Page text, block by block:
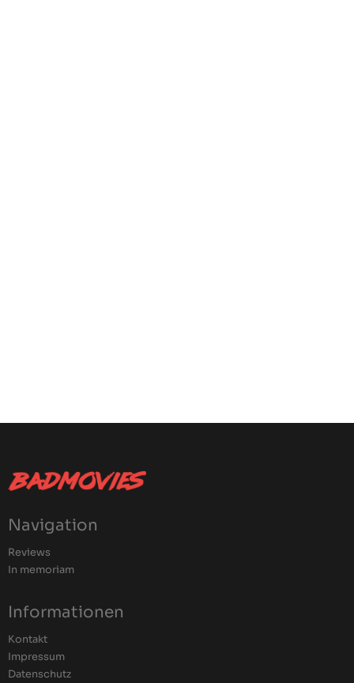
Navigation
Reviews
In memoriam
Informationen
Kontakt
Impressum
Datenschutz